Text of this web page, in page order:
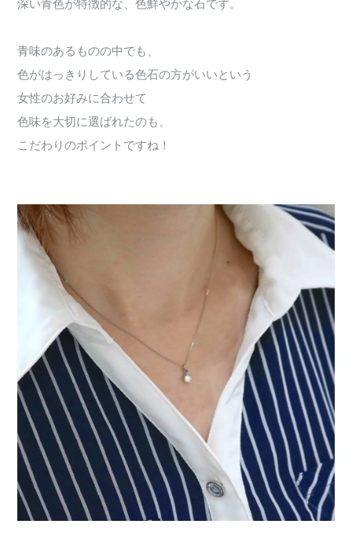
深い青色が特徴的な、色鮮やかな石です。
青味のあるものの中でも、
色がはっきりしている色石の方がいいという
女性のお好みに合わせて
色味を大切に選ばれたのも、
こだわりのポイントですね！